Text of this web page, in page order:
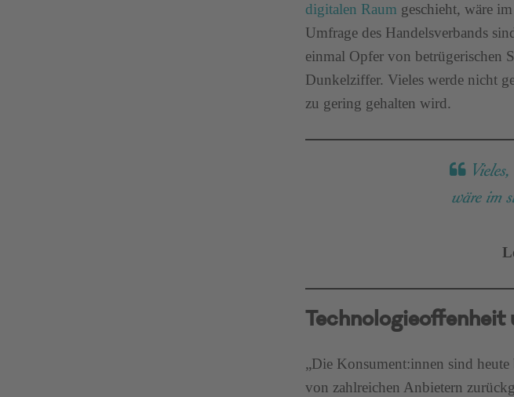
digitalen Raum geschieht, wäre
Umfrage des Handelsverbands
einmal Opfer von betrügerischen
Dunkelziffer. Vieles werde nicht
zu gering gehalten wird.
Vieles,
wäre im
Technologieoffenheit
„Die Konsument:innen sind
von zahlreichen Anbietern